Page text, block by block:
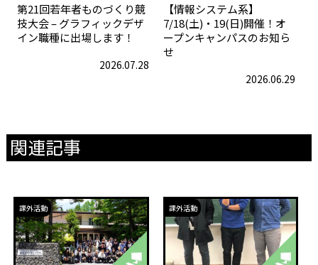
第21回若年者ものづくり競
技大会 – グラフィックデザ
イン職種に出場します！
2026.07.28
【情報システム系】
7/18(土)・19(日)開催！オ
ープンキャンパスのお知ら
せ
2026.06.29
関連記事
課外活動 課外活動